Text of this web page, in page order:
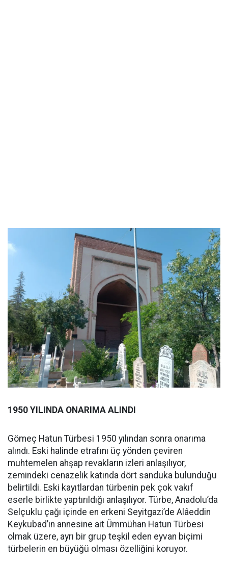
1950 YILINDA ONARIMA ALINDI
Gömeç Hatun Türbesi 1950 yılından sonra onarıma
alındı. Eski halinde etrafını üç yönden çeviren
muhtemelen ahşap revakların izleri anlaşılıyor,
zemindeki cenazelik katında dört sanduka bulunduğu
belirtildi. Eski kayıtlardan türbenin pek çok vakıf
eserle birlikte yaptırıldığı anlaşılıyor. Türbe, Anadolu’da
Selçuklu çağı içinde en erkeni Seyitgazi’de Alâeddin
Keykubad’ın annesine ait Ümmühan Hatun Türbesi
olmak üzere, ayrı bir grup teşkil eden eyvan biçimi
türbelerin en büyüğü olması özelliğini koruyor.